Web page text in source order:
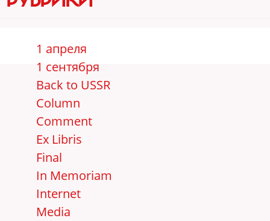
1 апреля
1 сентября
Back to USSR
Column
Comment
Ex Libris
Final
In Memoriam
Internet
Media